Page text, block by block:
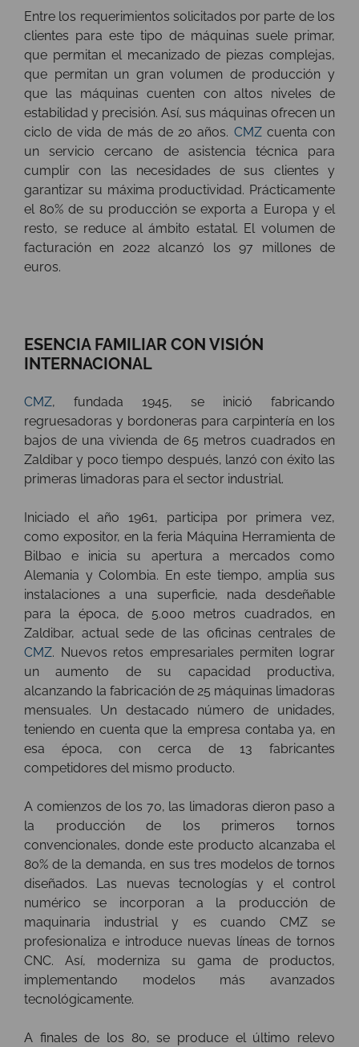
Entre los requerimientos solicitados por parte de los
clientes para este tipo de máquinas suele primar,
que permitan el mecanizado de piezas complejas,
que permitan un gran volumen de producción y
que las máquinas cuenten con altos niveles de
estabilidad y precisión. Así, sus máquinas ofrecen un
ciclo de vida de más de 20 años. CMZcuenta con
un servicio cercano de asistencia técnica para
cumplir con las necesidades de sus clientes y
garantizar su máxima productividad. Prácticamente
el 80% de su producción se exporta a Europa y el
resto, se reduce al ámbito estatal. El volumen de
facturación en 2022 alcanzó los 97 millones de
euros.
ESENCIA FAMILIAR CON VISIÓN
INTERNACIONAL
CMZ, fundada 1945, se inició fabricando
regruesadoras y bordoneras para carpintería en los
bajos de una vivienda de 65 metros cuadrados en
Zaldibar y poco tiempo después, lanzó con éxito las
primeras limadoras para el sector industrial.
Iniciado el año 1961, participa por primera vez,
como expositor, en la feria Máquina Herramienta de
Bilbao e inicia su apertura a mercados como
Alemania y Colombia. En este tiempo, amplia sus
instalaciones a una superficie, nada desdeñable
para la época, de 5.000 metros cuadrados, en
Zaldibar, actual sede de las oficinas centrales de
CMZ. Nuevos retos empresariales permiten lograr
un aumento de su capacidad productiva,
alcanzando la fabricación de 25 máquinas limadoras
mensuales. Un destacado número de unidades,
teniendo en cuenta que la empresa contaba ya, en
esa época, con cerca de 13 fabricantes
competidores del mismo producto.
A comienzos de los 70, las limadoras dieron paso a
la producción de los primeros tornos
convencionales, donde este producto alcanzaba el
80% de la demanda, en sus tres modelos de tornos
diseñados. Las nuevas tecnologías y el control
numérico se incorporan a la producción de
maquinaria industrial y es cuando CMZ se
profesionaliza e introduce nuevas líneas de tornos
CNC. Así, moderniza su gama de productos,
implementando modelos más avanzados
tecnológicamente.
A finales de los 80, se produce el último relevo